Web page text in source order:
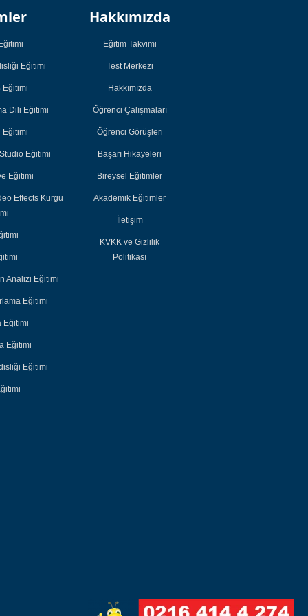
Eğitimi
Eğitimi
Dili Eğitimi
Eğitimi
Eğitimi
Eğitimi
Effects Kurgu
Analizi Eğitimi
Eğitimi
Eğitimi
Eğitimi
Eğitimi
Hakkımızda
Eğitim Takvimi
Test Merkezi
Hakkımızda
Öğrenci Çalışmaları
Öğrenci Görüşleri
Başarı Hikayeleri
Bireysel Eğitimler
Akademik Eğitimler
İletişim
KVKK ve Gizlilik
Politikası